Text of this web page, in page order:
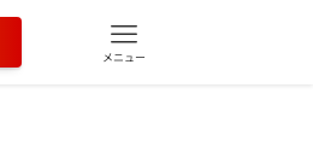
メニュー